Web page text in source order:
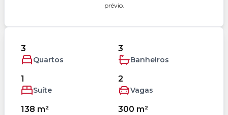
prévio.
3
Quartos
3
Banheiros
1
Suíte
2
Vagas
138 m² 300 m²